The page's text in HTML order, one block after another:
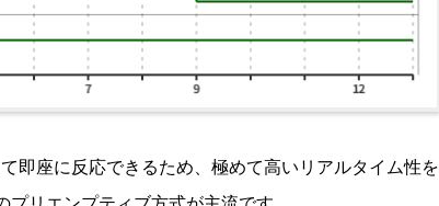
即座に反応できるため、極めて高いリアルタイム性を